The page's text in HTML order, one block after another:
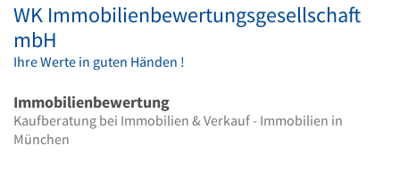
WK Immobilienbewertungsgesellschaft
mbH
Ihre Werte in guten Händen !
Immobilienbewertung
Kaufberatung bei Immobilien & Verkauf - Immobilien in
München